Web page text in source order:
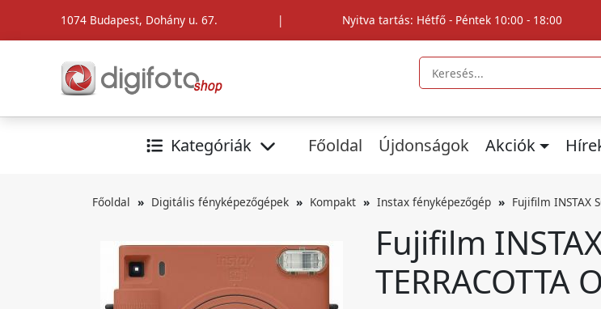
1074 Budapest, Dohány u. 67. | Nyitva tartás: Hétfő - Péntek 10:00 - 18:00
Kategóriák Főoldal Újdonságok Akciók
Főoldal Digitális fényképezőgépek Kompakt Instax fényképezőgép Fujifilm INSTAX
Fujifilm
TERRACOTTA